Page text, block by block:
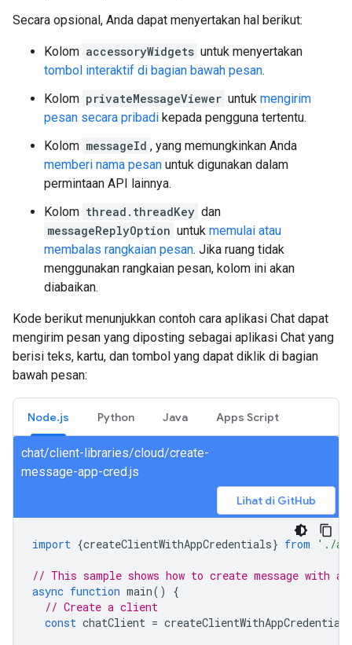
Secara opsional, Anda dapat menyertakan hal berikut:
Kolom accessoryWidgets untuk menyertakan
tombol interaktif di bagian bawah pesan.
Kolom privateMessageViewer untuk mengirim
pesan secara pribadi kepada pengguna tertentu.
Kolom messageId , yang memungkinkan Anda
memberi nama pesan untuk digunakan dalam
permintaan API lainnya.
Kolom thread.threadKey dan
messageReplyOption untuk memulai atau
membalas rangkaian pesan. Jika ruang tidak
menggunakan rangkaian pesan, kolom ini akan
diabaikan.
Kode berikut menunjukkan contoh cara aplikasi Chat dapat
mengirim pesan yang diposting sebagai aplikasi Chat yang
berisi teks, kartu, dan tombol yang dapat diklik di bagian
bawah pesan:
Node.js Python Java Apps Script
chat/client-libraries/cloud/create-
message-app-cred.js
Lihat di GitHub
import {createClientWithAppCredentials} from './
// This sample shows how to create message with
async function main()
{
// Create a client
const chatClient = createClientWithAppCredentials